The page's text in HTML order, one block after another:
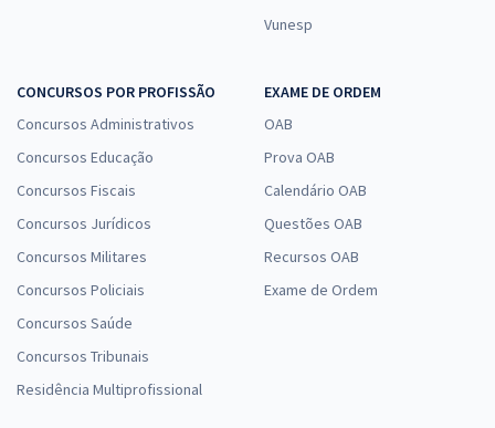
Vunesp
CONCURSOS POR PROFISSÃO
Concursos Administrativos
Concursos Educação
Concursos Fiscais
Concursos Jurídicos
Concursos Militares
Concursos Policiais
Concursos Saúde
Concursos Tribunais
Residência Multiprofissional
EXAME DE ORDEM
OAB
Prova OAB
Calendário OAB
Questões OAB
Recursos OAB
Exame de Ordem